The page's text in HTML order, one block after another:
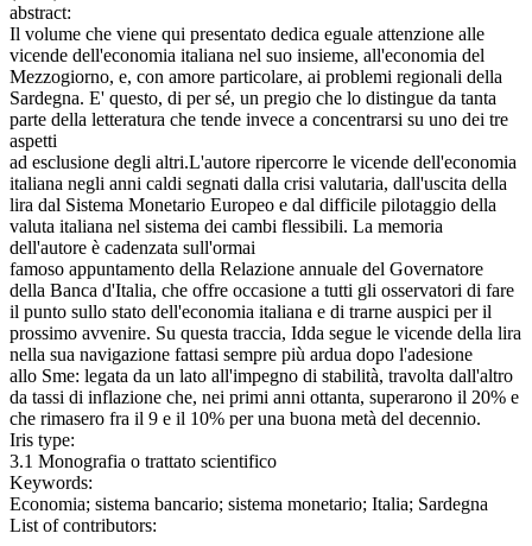
abstract:
Il volume che viene qui presentato dedica eguale attenzione alle
vicende dell'economia italiana nel suo insieme, all'economia del
Mezzogiorno, e, con amore particolare, ai problemi regionali della
Sardegna. E' questo, di per sé, un pregio che lo distingue da tanta
parte della letteratura che tende invece a concentrarsi su uno dei tre
aspetti
ad esclusione degli altri.L'autore ripercorre le vicende dell'economia
italiana negli anni caldi segnati dalla crisi valutaria, dall'uscita della
lira dal Sistema Monetario Europeo e dal difficile pilotaggio della
valuta italiana nel sistema dei cambi flessibili. La memoria
dell'autore è cadenzata sull'ormai
famoso appuntamento della Relazione annuale del Governatore
della Banca d'Italia, che offre occasione a tutti gli osservatori di fare
il punto sullo stato dell'economia italiana e di trarne auspici per il
prossimo avvenire. Su questa traccia, Idda segue le vicende della lira
nella sua navigazione fattasi sempre più ardua dopo l'adesione
allo Sme: legata da un lato all'impegno di stabilità, travolta dall'altro
da tassi di inflazione che, nei primi anni ottanta, superarono il 20% e
che rimasero fra il 9 e il 10% per una buona metà del decennio.
Iris type:
3.1 Monografia o trattato scientifico
Keywords:
Economia; sistema bancario; sistema monetario; Italia; Sardegna
List of contributors: